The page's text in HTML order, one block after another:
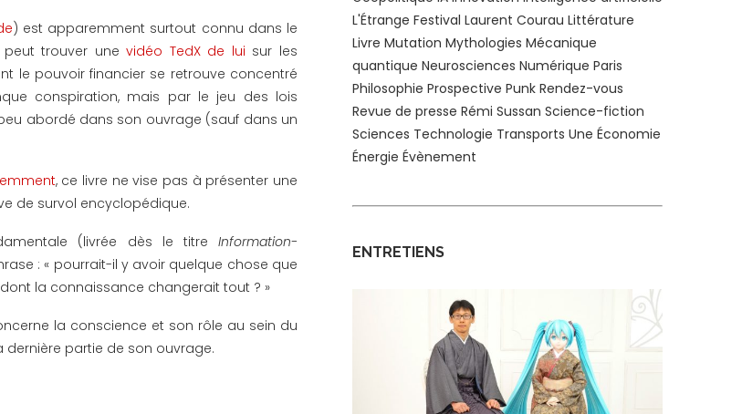
) est apparemment surtout connu dans le
peut trouver unevidéo TedX de lui sur les
le pouvoir financier se retrouve concentré
conspiration, mais par le jeu des lois
abordé dans son ouvrage (sauf dans un
, ce livre ne vise pas à présenter une
de survol encyclopédique.
(livrée dès le titre Information-
: « pourrait-il y avoir quelque chose que
la connaissance changerait tout ? »
la conscience et son rôle au sein du
dernière partie de son ouvrage.
L'Étrange Festival Laurent Courau Littérature
Livre Mutation Mythologies Mécanique
quantique Neurosciences Numérique Paris
Philosophie Prospective Punk Rendez-vous
Revue de presse Rémi Sussan Science-fiction
Sciences Technologie Transports Une Économie
Énergie Évènement
ENTRETIENS